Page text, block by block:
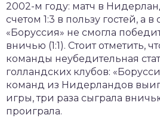
2002-м году: матч в
счетом 1:3 в пользу гостей, а в
«Боруссия» не смогла
вничью (1:1). Стоит отметить,
команды неубедительная
голландских клубов:
команд из Нидерландов
игры, три раза сыграла
проиграла.